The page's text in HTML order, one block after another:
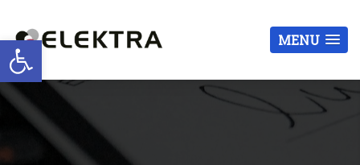
Otwórz pasek narzędzi MENU